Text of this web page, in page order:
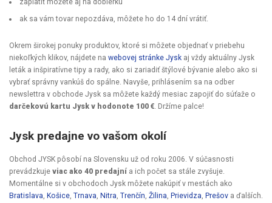
ak sa vám tovar nepozdáva, môžete ho do 14 dní vrátiť.
Okrem širokej ponuky produktov, ktoré si môžete objednať v priebehu
niekoľkých klikov, nájdete na webovej stránke Jysk aj vždy aktuálny Jysk
leták a inšpiratívne tipy a rady, ako si zariadiť štýlové bývanie alebo ako si
vybrať správny vankúš do spálne. Navyše, prihlásením sa na odber
newslettra v obchode Jysk sa môžete každý mesiac zapojiť do súťaže o
darčekovú kartu Jysk v hodonote 100 €. Držíme palce!
Jysk predajne vo vašom okolí
Obchod JYSK pôsobí na Slovensku už od roku 2006. V súčasnosti
prevádzkuje viac ako 40 predajní a ich počet sa stále zvyšuje.
Momentálne si v obchodoch Jysk môžete nakúpiť v mestách ako
Bratislava Košice Trnava Nitra Trenčín Žilina Prievidza Prešov a ďalších.